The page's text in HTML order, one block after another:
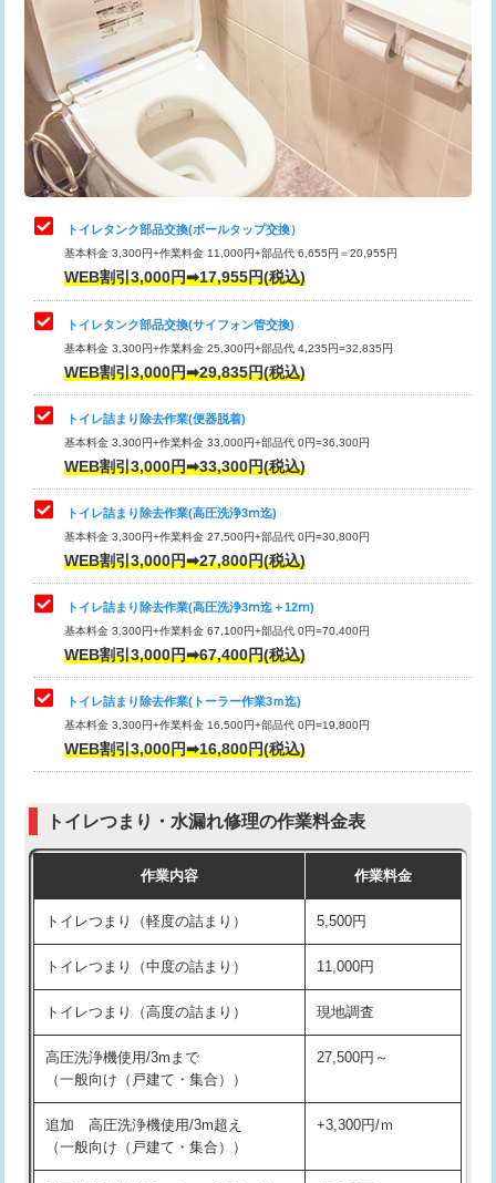
トイレタンク部品交換(ボールタップ交換）
基本料金 3,300円+作業料金 11,000円+部品代 6,655円＝20,955円
WEB割引3,000円➡17,955円(税込)
トイレタンク部品交換(サイフォン管交換)
基本料金 3,300円+作業料金 25,300円+部品代 4,235円=32,835円
WEB割引3,000円➡29,835円(税込)
トイレ詰まり除去作業(便器脱着)
基本料金 3,300円+作業料金 33,000円+部品代 0円=36,300円
WEB割引3,000円➡33,300円(税込)
トイレ詰まり除去作業(高圧洗浄3ⅿ迄)
基本料金 3,300円+作業料金 27,500円+部品代 0円=30,800円
WEB割引3,000円➡27,800円(税込)
トイレ詰まり除去作業(高圧洗浄3ⅿ迄＋12ⅿ)
基本料金 3,300円+作業料金 67,100円+部品代 0円=70,400円
WEB割引3,000円➡67,400円(税込)
トイレ詰まり除去作業(トーラー作業3ｍ迄)
基本料金 3,300円+作業料金 16,500円+部品代 0円=19,800円
WEB割引3,000円➡16,800円(税込)
トイレつまり・水漏れ修理の作業料金表
作業内容 作業料金
トイレつまり（軽度の詰まり） 5,500円
トイレつまり（中度の詰まり） 11,000円
トイレつまり（高度の詰まり） 現地調査
高圧洗浄機使用/3mまで
（一般向け（戸建て・集合））
27,500円～
追加 高圧洗浄機使用/3m超え
（一般向け（戸建て・集合））
+3,300円/ｍ